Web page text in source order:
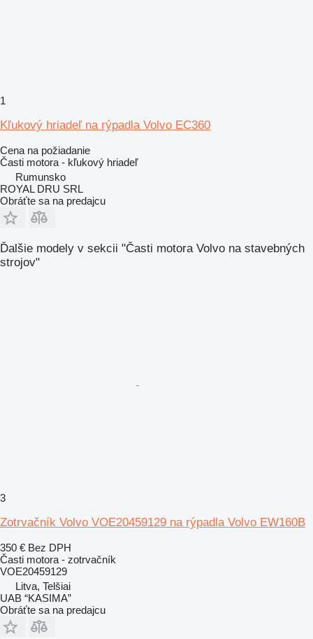
1
Kľukový hriadeľ na rýpadla Volvo EC360
Cena na požiadanie
Časti motora - kľukový hriadeľ
Rumunsko
ROYAL DRU SRL
Obráťte sa na predajcu
Ďalšie modely v sekcii "Časti motora Volvo na stavebných
strojov"
3
Zotrvačník Volvo VOE20459129 na rýpadla Volvo EW160B
350 € Bez DPH
Časti motora - zotrvačník
VOE20459129
Litva, Telšiai
UAB “KASIMA”
Obráťte sa na predajcu